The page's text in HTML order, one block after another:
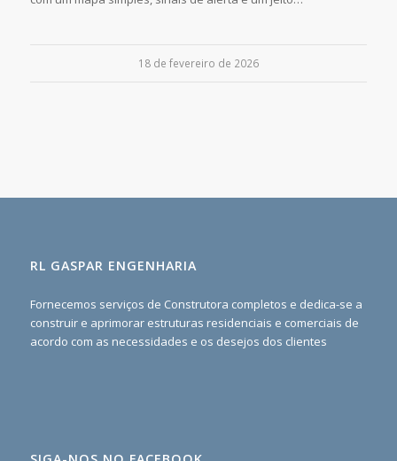
18 de fevereiro de 2026
RL GASPAR ENGENHARIA
Fornecemos serviços de Construtora completos e dedica-se a
construir e aprimorar estruturas residenciais e comerciais de
acordo com as necessidades e os desejos dos clientes